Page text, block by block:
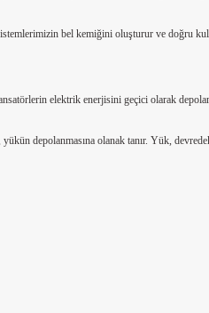
bel kemiğini oluşturur ve doğru
elektrik enerjisini geçici olarak
depolanmasına olanak tanır. Yük,